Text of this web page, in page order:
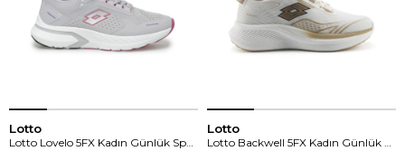
Lotto
Lotto Lovelo 5FX Kadın Günlük Spor Ayakkabı
Lotto
Lotto Backwell 5FX Kadın Günlük Spor Ayakkabı